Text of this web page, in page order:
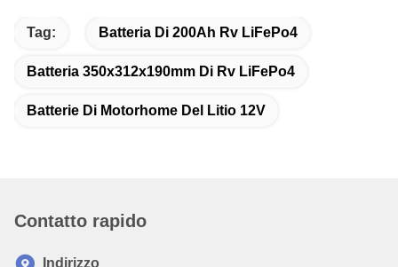
Tag: Batteria Di 200Ah Rv LiFePo4
Batteria 350x312x190mm Di Rv LiFePo4
Batterie Di Motorhome Del Litio 12V
Contatto rapido
Indirizzo